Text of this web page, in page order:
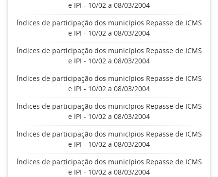
e IPI - 10/02 a 08/03/2004
Índices de participação dos municípios Repasse de ICMS
e IPI - 10/02 a 08/03/2004
Índices de participação dos municípios Repasse de ICMS
e IPI - 10/02 a 08/03/2004
Índices de participação dos municípios Repasse de ICMS
e IPI - 10/02 a 08/03/2004
Índices de participação dos municípios Repasse de ICMS
e IPI - 10/02 a 08/03/2004
Índices de participação dos municípios Repasse de ICMS
e IPI - 10/02 a 08/03/2004
Índices de participação dos municípios Repasse de ICMS
e IPI - 10/02 a 08/03/2004